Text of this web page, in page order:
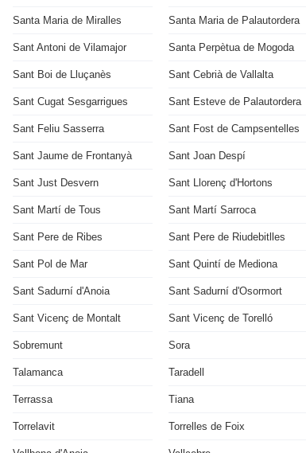
Santa Maria de Miralles Santa Maria de Palautordera
Sant Antoni de Vilamajor Santa Perpètua de Mogoda
Sant Boi de Lluçanès Sant Cebrià de Vallalta
Sant Cugat Sesgarrigues Sant Esteve de Palautordera
Sant Feliu Sasserra Sant Fost de Campsentelles
Sant Jaume de Frontanyà Sant Joan Despí
Sant Just Desvern Sant Llorenç d'Hortons
Sant Martí de Tous Sant Martí Sarroca
Sant Pere de Ribes Sant Pere de Riudebitlles
Sant Pol de Mar Sant Quintí de Mediona
Sant Sadurní d'Anoia Sant Sadurní d'Osormort
Sant Vicenç de Montalt Sant Vicenç de Torelló
Sobremunt Sora
Talamanca Taradell
Terrassa Tiana
Torrelavit Torrelles de Foix